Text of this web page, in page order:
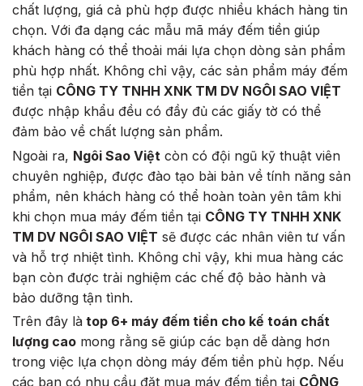
chất lượng, giá cả phù hợp được nhiều khách hàng tin
chọn. Với đa dạng các mẫu mã máy đếm tiền giúp
khách hàng có thể thoải mái lựa chọn dòng sản phẩm
phù hợp nhất. Không chỉ vậy, các sản phẩm máy đếm
tiền tại CÔNG TY TNHH XNK TM DV NGÔI SAO VIỆT
được nhập khẩu đều có đầy đủ các giấy tờ có thể
đảm bảo về chất lượng sản phẩm.
Ngoài ra, Ngôi Sao Việt còn có đội ngũ kỹ thuật viên
chuyên nghiệp, được đào tạo bài bản về tính năng sản
phẩm, nên khách hàng có thể hoàn toàn yên tâm khi
khi chọn mua máy đếm tiền tại CÔNG TY TNHH XNK
TM DV NGÔI SAO VIỆT sẽ được các nhân viên tư vấn
và hỗ trợ nhiệt tình. Không chỉ vậy, khi mua hàng các
bạn còn được trải nghiệm các chế độ bảo hành và
bảo dưỡng tận tình.
Trên đây là top 6+ máy đếm tiền cho kế toán chất
lượng cao mong rằng sẽ giúp các bạn dễ dàng hơn
trong việc lựa chọn dòng máy đếm tiền phù hợp. Nếu
các bạn có nhu cầu đặt mua máy đếm tiền tại CÔNG